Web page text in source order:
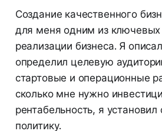
Создание качественного
для меня одним из ключевых
реализации бизнеса. Я
определил целевую
стартовые и операционные
сколько мне нужно
рентабельность, я
политику.